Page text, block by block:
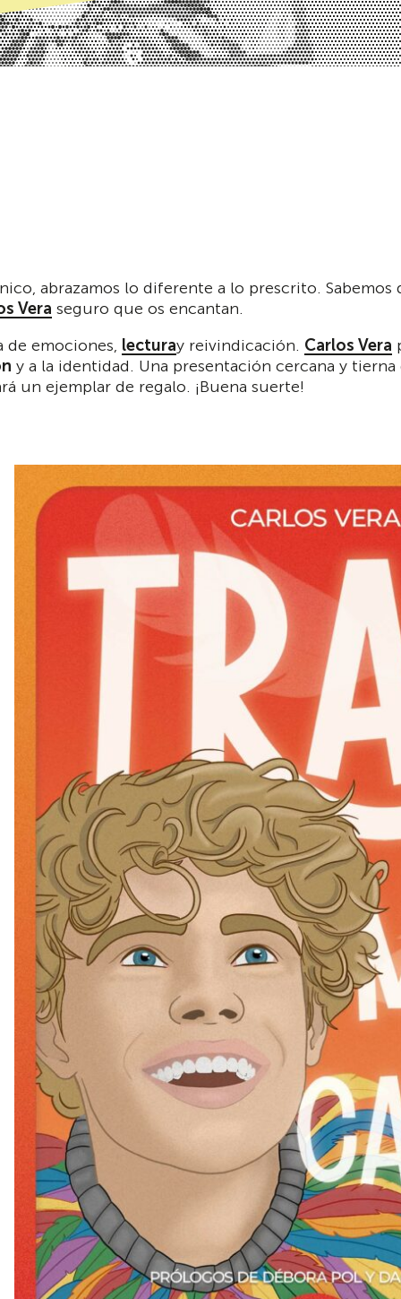
abrazamos lo diferente a lo prescrito. Sabemos
Vera seguro que os encantan.
de emociones, lecturay reivindicación. Carlos Vera
y a la identidad. Una presentación cercana y tierna
un ejemplar de regalo. ¡Buena suerte!